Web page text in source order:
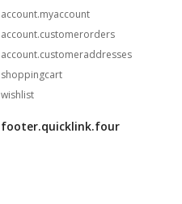
account.myaccount
account.customerorders
account.customeraddresses
shoppingcart
wishlist
footer.quicklink.four